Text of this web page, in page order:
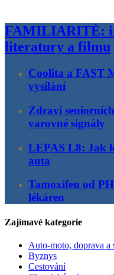
FAMILIARITÉ:
literatury a filmu
Coolita a FAST
vysílání
Zdraví
varovné signály
LEPAS L8: Jak
auta
Tamoxifen od
lékáren
Zajímavé kategorie
Auto-moto, doprava a
Byznys
Cestování